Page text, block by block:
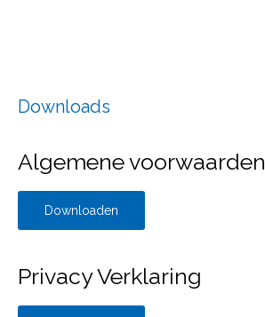
Downloads
Algemene voorwaarden
Downloaden
Privacy Verklaring